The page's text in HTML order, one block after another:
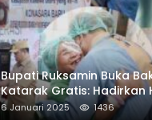
Bupati Ruksamin Buka
Katarak Gratis: Hadirkan
bagi Masyarakat Konut
6 Januari 2025 1436